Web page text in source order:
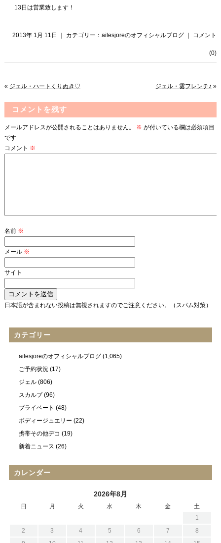
13日は営業致します！
2013年 1月 11日 ｜ カテゴリー：ailesjoreのオフィシャルブログ コメント
(0)
« ジェル・ハートくりぬき♡ ジェル・雲フレンチ♪ »
コメントを残す
メールアドレスが公開されることはありません。 ※ が付いている欄は必須項目
です
コメント ※
名前 ※
メール ※
サイト
日本語が含まれない投稿は無視されますのでご注意ください。（スパム対策）
カテゴリー
ailesjoreのオフィシャルブログ(1,065)
ご予約状況(17)
ジェル(806)
スカルプ(96)
プライベート (48)
ボディージュエリー (22)
携帯その他デコ (19)
新着ニュース (26)
カレンダー
2026年8月
日 月 火 水 木 金
土
1
2
3 4 5 6 7
8